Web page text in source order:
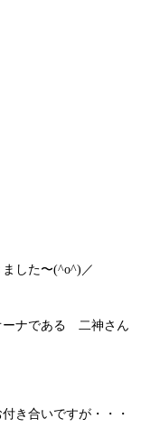
した〜(^o^)／
ーナである 二神さん
き合いですが・・・